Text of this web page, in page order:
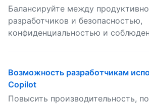
Балансируйте между
разработчиков и безопасностью,
конфиденциальностью и
Возможность разработчикам
Copilot
Повысить производительность,